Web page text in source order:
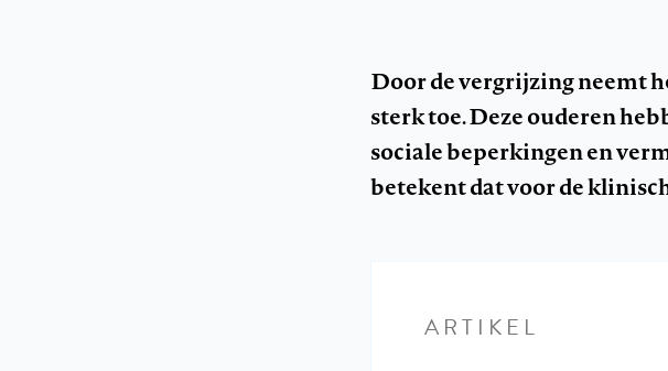
Door de vergrijzing neemt
sterk toe. Deze ouderen
sociale beperkingen en
betekent dat voor de
ARTIKEL